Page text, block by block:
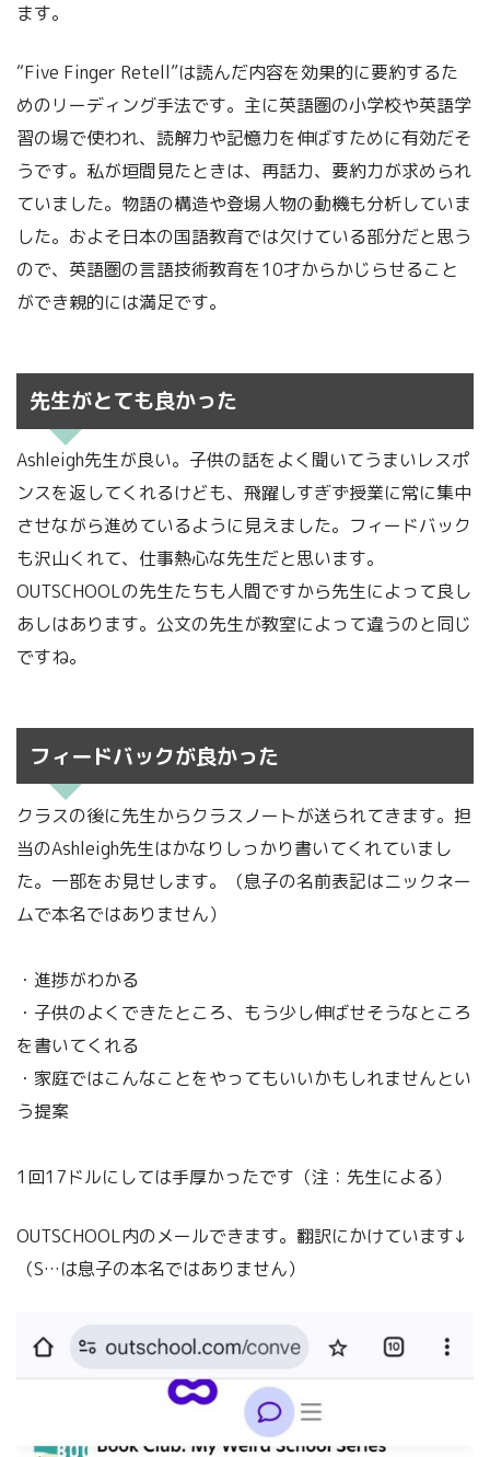
ます。
“Five Finger Retell”は読んだ内容を効果的に要約するた
めのリーディング手法です。主に英語圏の小学校や英語学
習の場で使われ、読解力や記憶力を伸ばすために有効だそ
うです。私が垣間見たときは、再話力、要約力が求められ
ていました。物語の構造や登場人物の動機も分析していま
した。およそ日本の国語教育では欠けている部分だと思う
ので、英語圏の言語技術教育を10才からかじらせること
ができ親的には満足です。
先生がとても良かった
Ashleigh先生が良い。子供の話をよく聞いてうまいレスポ
ンスを返してくれるけども、飛躍しすぎず授業に常に集中
させながら進めているように見えました。フィードバック
も沢山くれて、仕事熱心な先生だと思います。
OUTSCHOOLの先生たちも人間ですから先生によって良し
あしはあります。公文の先生が教室によって違うのと同じ
ですね。
フィードバックが良かった
クラスの後に先生からクラスノートが送られてきます。担
当のAshleigh先生はかなりしっかり書いてくれていまし
た。一部をお見せします。（息子の名前表記はニックネー
ムで本名ではありません）
・進捗がわかる
・子供のよくできたところ、もう少し伸ばせそうなところ
を書いてくれる
・家庭ではこんなことをやってもいいかもしれませんとい
う提案
1回17ドルにしては手厚かったです（注：先生による）
OUTSCHOOL内のメールできます。翻訳にかけています↓
（S…は息子の本名ではありません）